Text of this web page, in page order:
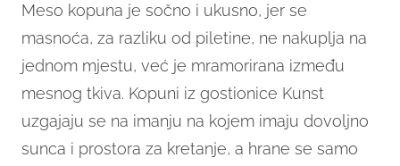
Meso kopuna je sočno i ukusno, jer se
masnoća, za razliku od piletine, ne nakuplja na
jednom mjestu, već je mramorirana između
mesnog tkiva. Kopuni iz gostionice Kunst
uzgajaju se na imanju na kojem imaju dovoljno
sunca i prostora za kretanje, a hrane se samo